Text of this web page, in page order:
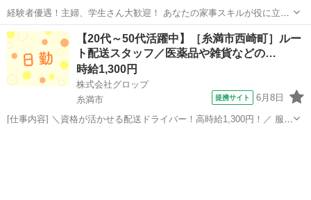
経験者優遇！主婦、学生さん大歓迎！ あなたの家事スキルが役に立ち
ます。 臨機応変にスケジュール調整できる方ですと尚良しです★
……………………………………………………… 場所：宜野湾市大謝
名 駐車場あり 時間：11:00...
沖縄 宜野湾市 浦添前田駅 清掃 客室
【20代～50代活躍中】［糸満市西崎町］ルー
ト配送スタッフ／医薬品や雑貨などの…
時給1,300円
株式会社グロップ
糸満市
提携サイト 6月8日
[仕事内容] ＼資格が活かせる配送ドライバー！高時給1,300円！／ 服装